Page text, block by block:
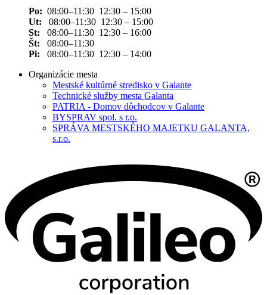
Po: 08:00–11:30 12:30 – 15:00
Ut: 08:00–11:30 12:30 – 15:00
St: 08:00–11:30 12:30 – 16:00
Št: 08:00–11:30
Pi: 08:00–11:30 12:30 – 14:00
Organizácie mesta
Mestské kultúrné stredisko v Galante
Technické služby mesta Galanta
PATRIA - Domov dôchodcov v Galante
BYSPRAV spol. s r.o.
SPRÁVA MESTSKÉHO MAJETKU GALANTA,
s.r.o.